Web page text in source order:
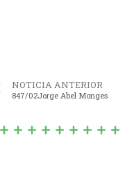
NOTICIA ANTERIOR
847/02Jorge Abel Monges